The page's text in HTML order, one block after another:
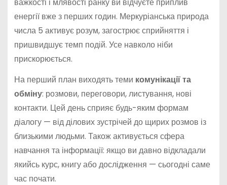
важкості і млявості ранку ви відчуєте приплив
енергії вже з перших годин. Меркуріанська природа
числа 5 активує розум, загострює сприйняття і
пришвидшує темп подій. Усе навколо ніби
прискорюється.
На перший план виходять теми комунікації та
обміну: розмови, переговори, листування, нові
контакти. Цей день сприяє будь-яким формам
діалогу — від ділових зустрічей до щирих розмов із
близькими людьми. Також активується сфера
навчання та інформації: якщо ви давно відкладали
якийсь курс, книгу або дослідження — сьогодні саме
час почати.